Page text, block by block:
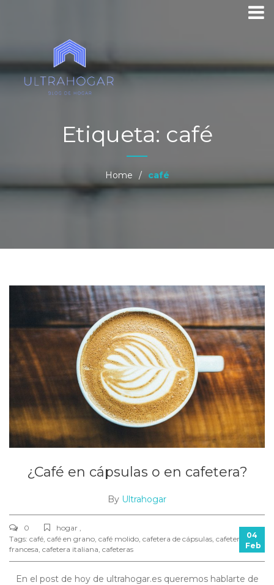
Etiqueta: café
Home / café
¿Café en cápsulas o en cafetera?
By Ultrahogar
0
hogar ,
Tags: café café en grano café molido cafetera de cápsulas cafetera
francesa cafetera italiana cafeteras
04
Feb
En el post de hoy de ultrahogar.es queremos hablarte de